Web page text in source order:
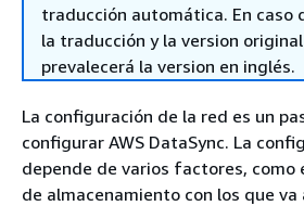
traducción automática. En caso
la traducción y la version
prevalecerá la version en inglés.
La configuración de la red es un
configurar AWS DataSync. La
depende de varios factores, como
de almacenamiento con los que